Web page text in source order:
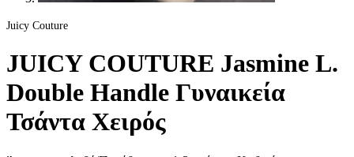
Juicy Couture
JUICY COUTURE Jasmine L.
Double Handle Γυναικεία
Τσάντα Χειρός